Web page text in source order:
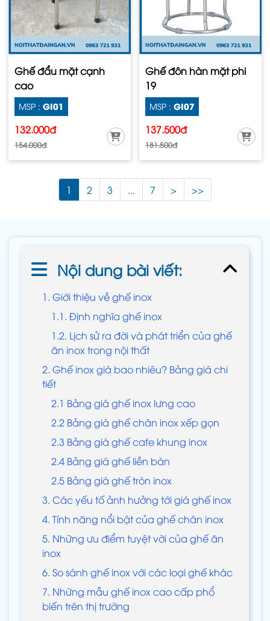
Ghế đẩu mặt cạnh
cao
MSP : GI01
132.000đ
154.000đ
Ghế đôn hàn mặt phi
19
MSP : GI07
137.500đ
181.500đ
1 2 3 ... 7 > >>
Nội dung bài viết:
1. Giới thiệu về ghế inox
1.1. Định nghĩa ghế inox
1.2. Lịch sử ra đời và phát triển của ghế
ăn inox trong nội thất
2. Ghế inox giá bao nhiêu? Bảng giá chi
tiết
2.1 Bảng giá ghế inox lưng cao
2.2 Bảng giá ghế chân inox xếp gọn
2.3 Bảng giá ghế cafe khung inox
2.4 Bảng giá ghế liền bàn
2.5 Bảng giá ghế tròn inox
3. Các yếu tố ảnh hưởng tới giá ghế inox
4. Tính năng nổi bật của ghế chân inox
5. Những ưu điểm tuyệt vời của ghế ăn
inox
6. So sánh ghế inox với các loại ghế khác
7. Những mẫu ghế inox cao cấp phổ
biến trên thị trường